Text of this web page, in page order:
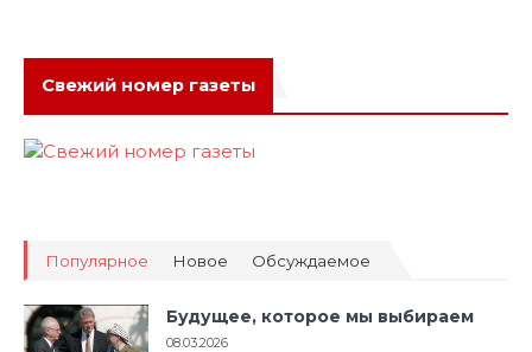
Свежий номер газеты
Популярное Новое Обсуждаемое
Будущее, которое мы выбираем
08.03.2026